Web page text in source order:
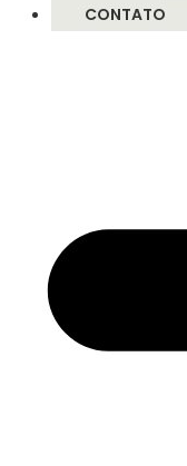
CONTATO